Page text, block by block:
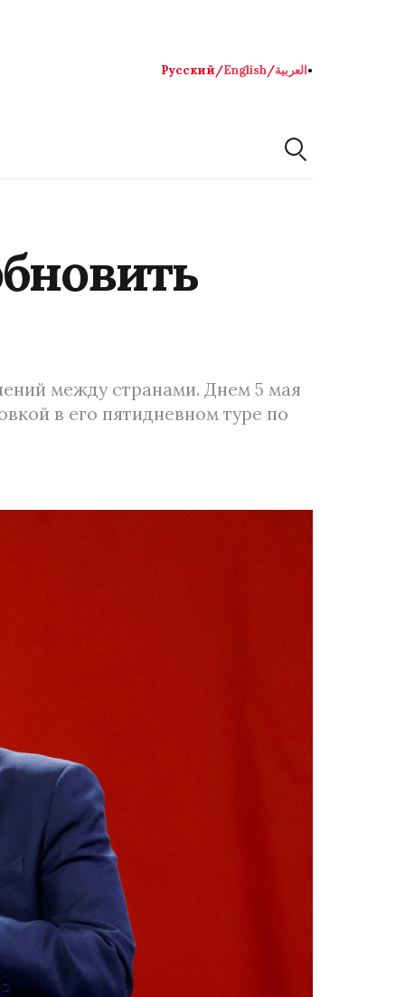
Русский/English/العربية●
между странами. Днем 5 мая
в его пятидневном туре по